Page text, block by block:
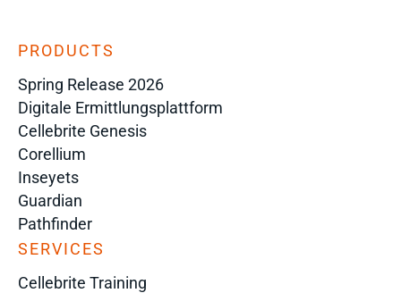
PRODUCTS
Spring Release 2026
Digitale Ermittlungsplattform
Cellebrite Genesis
Corellium
Inseyets
Guardian
Pathfinder
SERVICES
Cellebrite Training